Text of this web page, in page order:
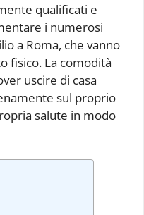
qualificati e
i numerosi
a Roma, che vanno
fisico. La comodità
uscire di casa
sul proprio
salute in modo